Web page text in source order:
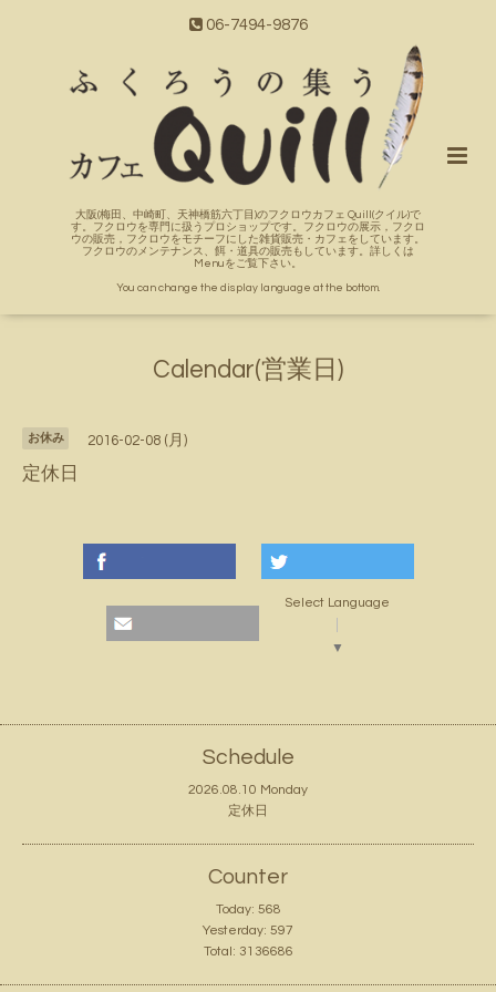
06-7494-9876
大阪(梅田、中崎町、天神橋筋六丁目)のフクロウカフェ Quill(クイル)で
す。フクロウを専門に扱うプロショップです。フクロウの展示，フクロ
ウの販売，フクロウをモチーフにした雑貨販売・カフェをしています。
フクロウのメンテナンス、餌・道具の販売もしています。詳しくは
Menuをご覧下さい。
You can change the display language at the bottom.
Calendar(営業日)
お休み 2016-02-08 (月)
定休日
Select Language
▼
Schedule
2026.08.10 Monday
定休日
Counter
Today: 568
Yesterday: 597
Total: 3136686